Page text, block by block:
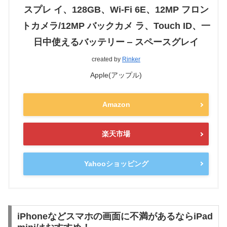
スプレ イ、128GB、Wi-Fi 6E、12MP フロン
トカメラ/12MP バックカメ ラ、Touch ID、一
日中使えるバッテリー ‒ スペースグレイ
created by Rinker
Apple(アップル)
Amazon
楽天市場
Yahooショッピング
iPhoneなどスマホの画面に不満があるならiPad